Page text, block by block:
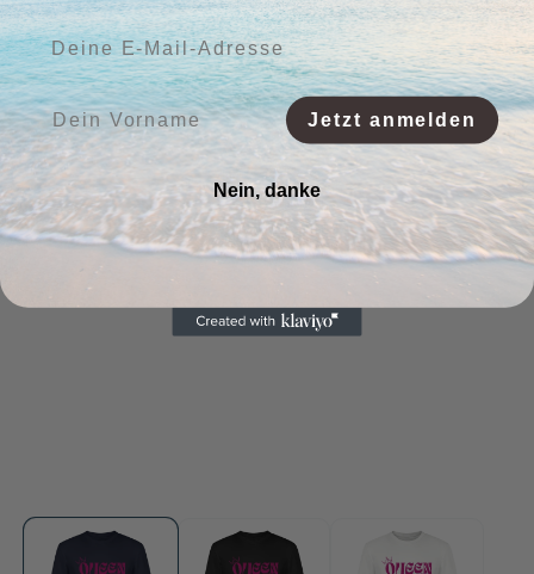
1
Deine E-Mail-Adresse:
Vorname:
Jetzt anmelden
Nein, danke